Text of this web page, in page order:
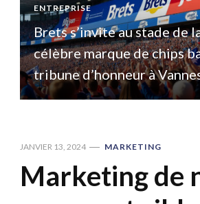
ENTREPRISE
Brets s’invite au stade de
célèbre marque de chips
tribune d’honneur à
JANVIER 13, 2024 MARKETING
Marketing de